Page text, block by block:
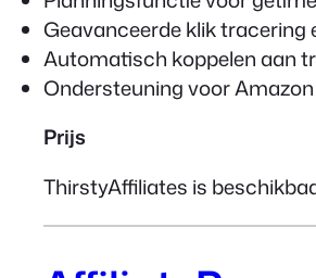
Geavanceerde klik
Automatisch koppelen aan
Ondersteuning voor
Prijs
ThirstyAffiliates is